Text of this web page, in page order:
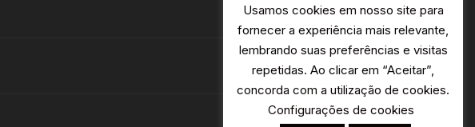
Usamos cookies em nosso site para
fornecer a experiência mais relevante,
lembrando suas preferências e visitas
repetidas. Ao clicar em “Aceitar”,
concorda com a utilização de cookies.
Configurações de cookies